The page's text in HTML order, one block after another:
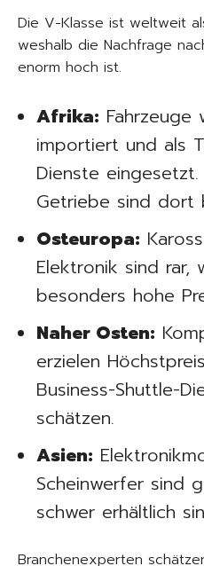
Die V-Klasse ist weltweit
weshalb die Nachfrage
enorm hoch ist.
Afrika:
importiert und als
Dienste
Getriebe sind dort
Osteuropa:
Elektronik sind rar,
besonders hohe
Naher Osten:
erzielen
Business-Shuttle-
schätzen.
Asien:
Scheinwerfer sind
schwer erhältlich
Branchenexperten